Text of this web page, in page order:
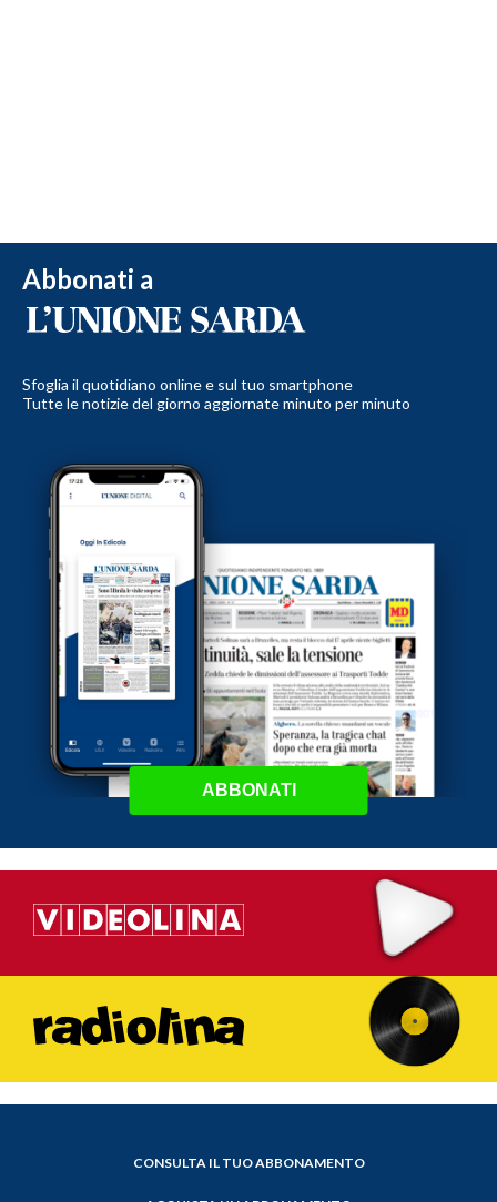
Abbonati a
Sfoglia il quotidiano online e sul tuo smartphone
Tutte le notizie del giorno aggiornate minuto per minuto
ABBONATI
CONSULTA IL TUO ABBONAMENTO